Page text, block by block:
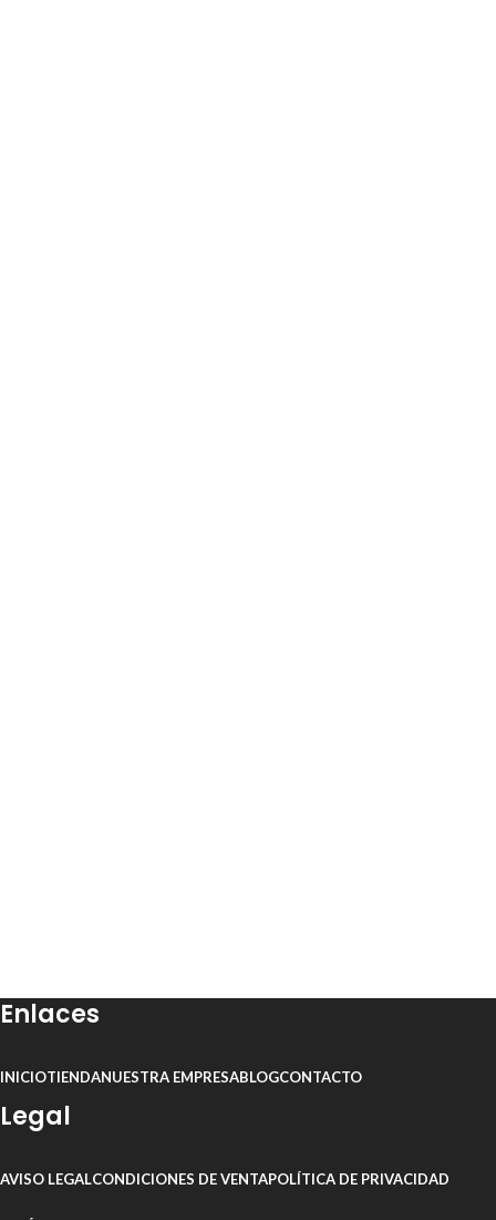
Enlaces
INICIOTIENDANUESTRA EMPRESABLOGCONTACTO
Legal
AVISO LEGALCONDICIONES DE VENTAPOLÍTICA DE PRIVACIDAD